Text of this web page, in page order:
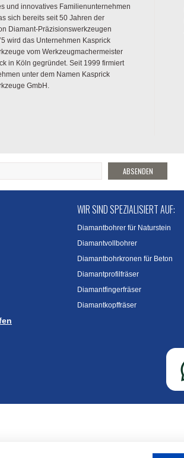
und innovatives Familienunternehmen
sich bereits seit 50 Jahren der
Diamant-Präzisionswerkzeugen
wird das Unternehmen Kasprick
vom Werkzeugmachermeister
in Köln gegründet. Seit 1999 firmiert
unter dem Namen Kasprick
GmbH.
ABSENDEN
WIR SIND SPEZIALISIERT AUF:
Diamantbohrer für Naturstein
Diamantvollbohrer
Diamantbohrkronen für Beton
Diamantprofilfräser
Diamantfingerfräser
Diamantkopffräser